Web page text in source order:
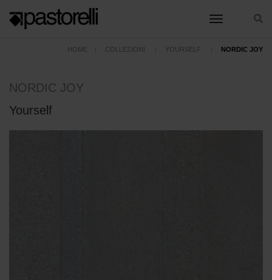
toggle
HOME COLLEZIONI YOURSELF NORDIC JOY
NORDIC JOY
Yourself